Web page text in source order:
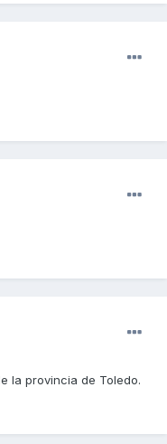
la provincia de Toledo.